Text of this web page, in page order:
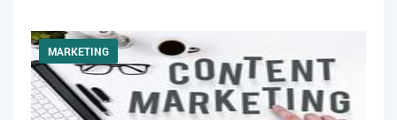
MARKETING